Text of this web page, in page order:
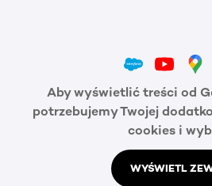
Aby wyświetlić treści od
potrzebujemy Twojej
cookies i
WYŚWIETL